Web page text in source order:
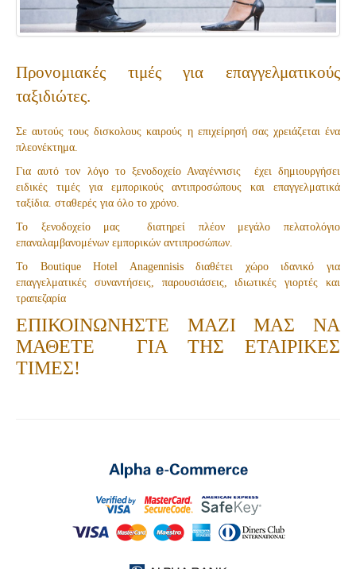
Προνομιακές τιμές για επαγγελματικούς
ταξιδιώτες.
Σε αυτούς τους δισκολους καιρούς η επιχείρησή σας χρειάζεται ένα
πλεονέκτημα.
Για αυτό τον λόγο το ξενοδοχείο Αναγέννισις έχει δημιουργήσει
ειδικές τιμές για εμπορικούς αντιπροσώπους και επαγγελματικά
ταξίδια. σταθερές για όλο το χρόνο.
To ξενοδοχείο μας διατηρεί πλέον μεγάλο πελατολόγιο
επαναλαμβανομένων εμπορικών αντιπροσώπων.
Το Boutique Hotel Anagennisis διαθέτει
χώροιδανικό
για
επαγγελματικές συναντήσεις, παρουσιάσεις, ιδιωτικές γιορτές
και
τραπεζαρία
ΕΠΙΚΟΙΝΩΝΗΣΤΕ ΜΑΖΙ ΜΑΣ ΝΑ
ΜΑΘΕΤΕ
ΓΙΑ ΤΗΣ ΕΤΑΙΡΙΚΕΣ
ΤΙΜΕΣ!